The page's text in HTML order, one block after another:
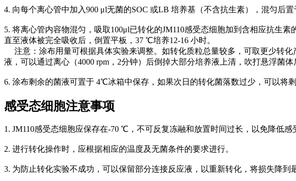
4. 向每个离心管中加入900 μl无菌的SOC 或LB 培养基（不含抗生素），混匀后
5. 将离心管内容物混匀，吸取100μl已转化的JM110感受态细胞加到含相应抗生
直至液体被完全吸收后，倒置平板，37 ℃培养12-16 小时。
注意：涂布用量可根据具体实验来调整。如转化质粒总量较多，可取更少转
液，可以通过离心（4000 rpm，2分钟）后倒掉大部分培养液上清，吹打悬浮菌
6. 涂布剩余的菌液可置于 4℃冰箱中保存，如果次日的转化菌落数过少，可以将
感受态细胞注意事项
1. JM110感受态细胞应保存在-70 ℃，不可反复冻融和放置时间过长，以免降低感
2. 进行转化操作时，应根据相应的温度及无菌条件的要求进行。
3. 为防止转化实验不成功，可以保留部分连接反应液，以重新转化，将损失降到